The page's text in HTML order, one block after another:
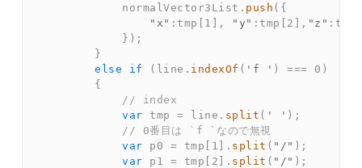
            normalVector3List
. push ( {
"x" : tmp [ 1 ] , "y" : tmp [ 2 ] , "z" : tmp
} ) ;
}
else
if ( line . indexOf ( 'f ' ) === 0 )
{
// index
var tmp = line . split ( ' ' ) ;
// 0番目は `f `なので無視
var p0 = tmp [ 1 ] . split ( "/" ) ;
var p1 = tmp [ 2 ] . split ( "/" ) ;